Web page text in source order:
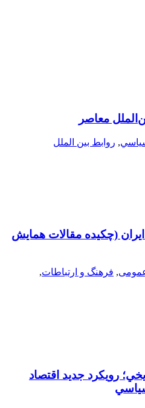
معاصر
, روابط بین الملل
(چکیده مقالات همایش
, فرهنگ و ارتباطات,
رويكرد جديد اقتصاد